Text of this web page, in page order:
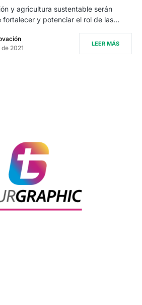
y agricultura sustentable serán
fortalecer y potenciar el rol de las…
2021
LEER MÁS